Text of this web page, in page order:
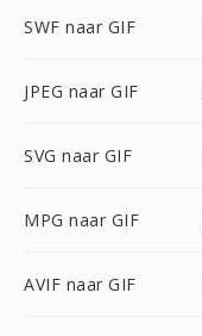
SWF naar GIF
JPEG naar GIF
SVG naar GIF
MPG naar GIF
AVIF naar GIF